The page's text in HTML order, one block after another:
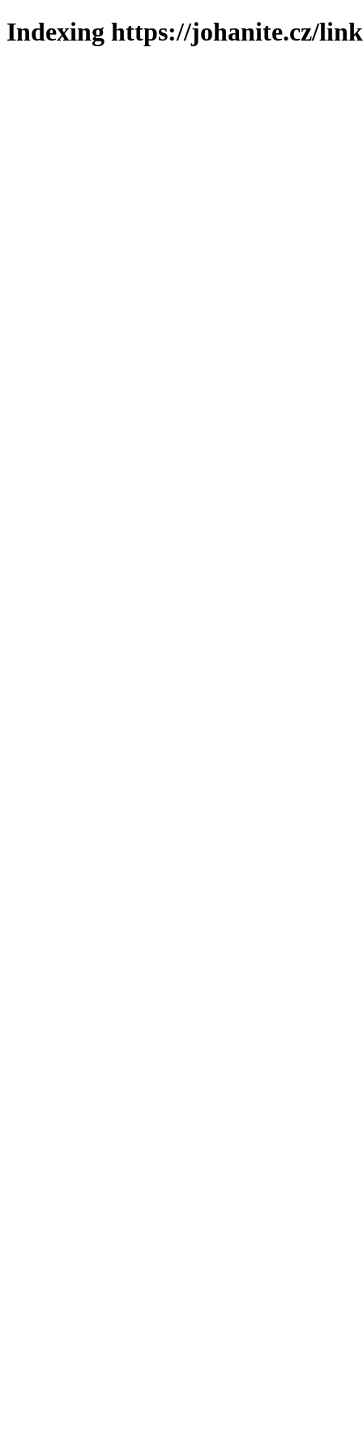
Indexing https://johanite.cz/